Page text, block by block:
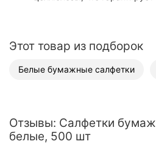
Этот товар из подборок
Белые бумажные салфетки
Отзывы: Салфетки
белые, 500 шт